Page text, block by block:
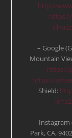
http://
– Google
Mountain
https://
https://
Shield:
– Instagram
Park, CA,